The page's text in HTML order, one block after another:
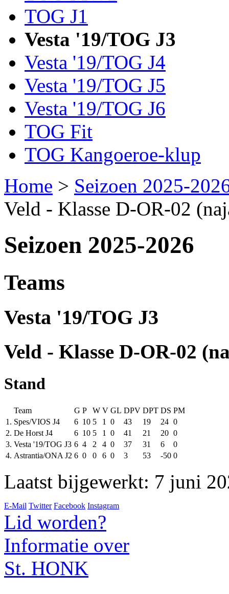
TOG J1
Vesta '19/TOG J3
Vesta '19/TOG J4
Vesta '19/TOG J5
Vesta '19/TOG J6
TOG Fit
TOG Kangoeroe-klup
Home > Seizoen 2025-
Veld - Klasse D-OR-02
Seizoen 2025-2026
Teams
Vesta '19/TOG J3
Veld - Klasse D-OR-02
Stand
Team G P W V GL DPV DPT DS PM
1. Spes/VIOS J4 6 10 5 1 0 43 19 24 0
2. De Horst J4 6 10 5 1 0 41 21 20 0
3. Vesta '19/TOG J3 6 4 2 4 0 37 31 6
0
4. Astrantia/ONA J2 6 0 0 6 0 3 53 -50 0
Laatst bijgewerkt: 7 juni
E-Mail Twitter Facebook Instagram
Lid worden?
Informatie over
St. HONK